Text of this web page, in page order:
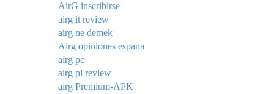
AirG inscribirse
airg it review
airg ne demek
Airg opiniones espana
airg pc
airg pl review
airg Premium-APK